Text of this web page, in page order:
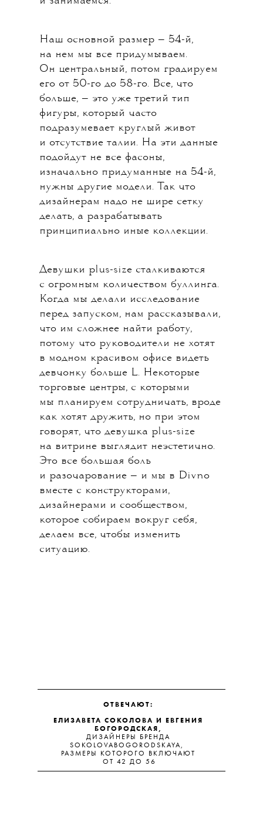
Наш основной размер — 54-й,
на нем мы все придумываем.
Он центральный, потом градируем
его от 50-го до 58-го. Все, что
больше, — это уже третий тип
фигуры, который часто
подразумевает круглый живот
и отсутствие талии. На эти данные
подойдут не все фасоны,
изначально придуманные на 54-й,
нужны другие модели. Так что
дизайнерам надо не шире сетку
делать, а разрабатывать
принципиально иные коллекции.
Девушки plus-size сталкиваются
с огромным количеством буллинга.
Когда мы делали исследование
перед запуском, нам рассказывали,
что им сложнее найти работу,
потому что руководители не хотят
в модном красивом офисе видеть
девчонку больше L. Некоторые
торговые центры, с которыми
мы планируем сотрудничать, вроде
как хотят дружить, но при этом
говорят, что девушка plus-size
на витрине выглядит неэстетично.
Это все большая боль
и разочарование — и мы в Divno
вместе с конструкторами,
дизайнерами и сообществом,
которое собираем вокруг себя,
делаем все, чтобы изменить
ситуацию.
ОТВЕЧАЮТ:
ЕЛИЗАВЕТА СОКОЛОВА И ЕВГЕНИЯ
БОГОРОДСКАЯ,
ДИЗАЙНЕРЫ БРЕНДА
SOKOLOVABOGORODSKAYA,
РАЗМЕРЫ КОТОРОГО ВКЛЮЧАЮТ
ОТ 42 ДО 56